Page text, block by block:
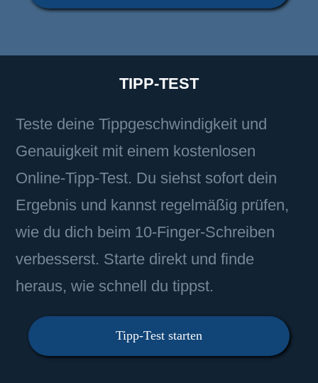
TIPP-TEST
Teste deine Tippgeschwindigkeit und
Genauigkeit mit einem kostenlosen
Online-Tipp-Test. Du siehst sofort dein
Ergebnis und kannst regelmäßig prüfen,
wie du dich beim 10-Finger-Schreiben
verbesserst. Starte direkt und finde
heraus, wie schnell du tippst.
Tipp-Test starten